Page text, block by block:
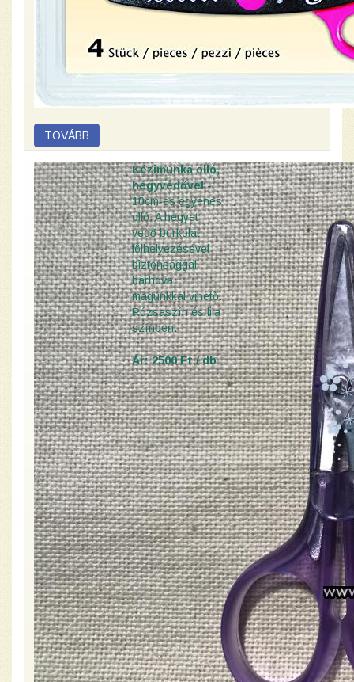
Kézimunka olló,
hegyvédővel -
10cm-es egyenes
olló. A hegyet
védő burkolat
fölhelyezésével
biztonsággal
bárhova
magunkkal vihető.
Rózsaszín és lila
színben.
Ár: 2500 Ft / db